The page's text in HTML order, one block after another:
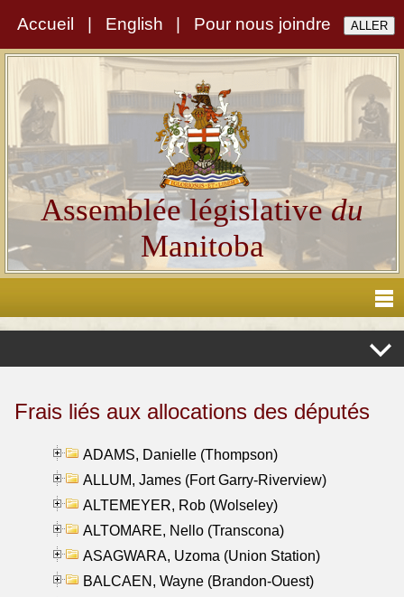
Accueil English Pour nous joindre
Assemblée législativedu
Manitoba
Frais liés aux allocations des députés
ADAMS, Danielle (Thompson)
ALLUM, James (Fort Garry-Riverview)
ALTEMEYER, Rob (Wolseley)
ALTOMARE, Nello (Transcona)
ASAGWARA, Uzoma (Union Station)
BALCAEN, Wayne (Brandon-Ouest)